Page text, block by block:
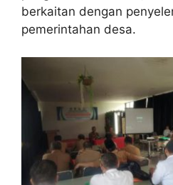
berkaitan dengan
pemerintahan desa.